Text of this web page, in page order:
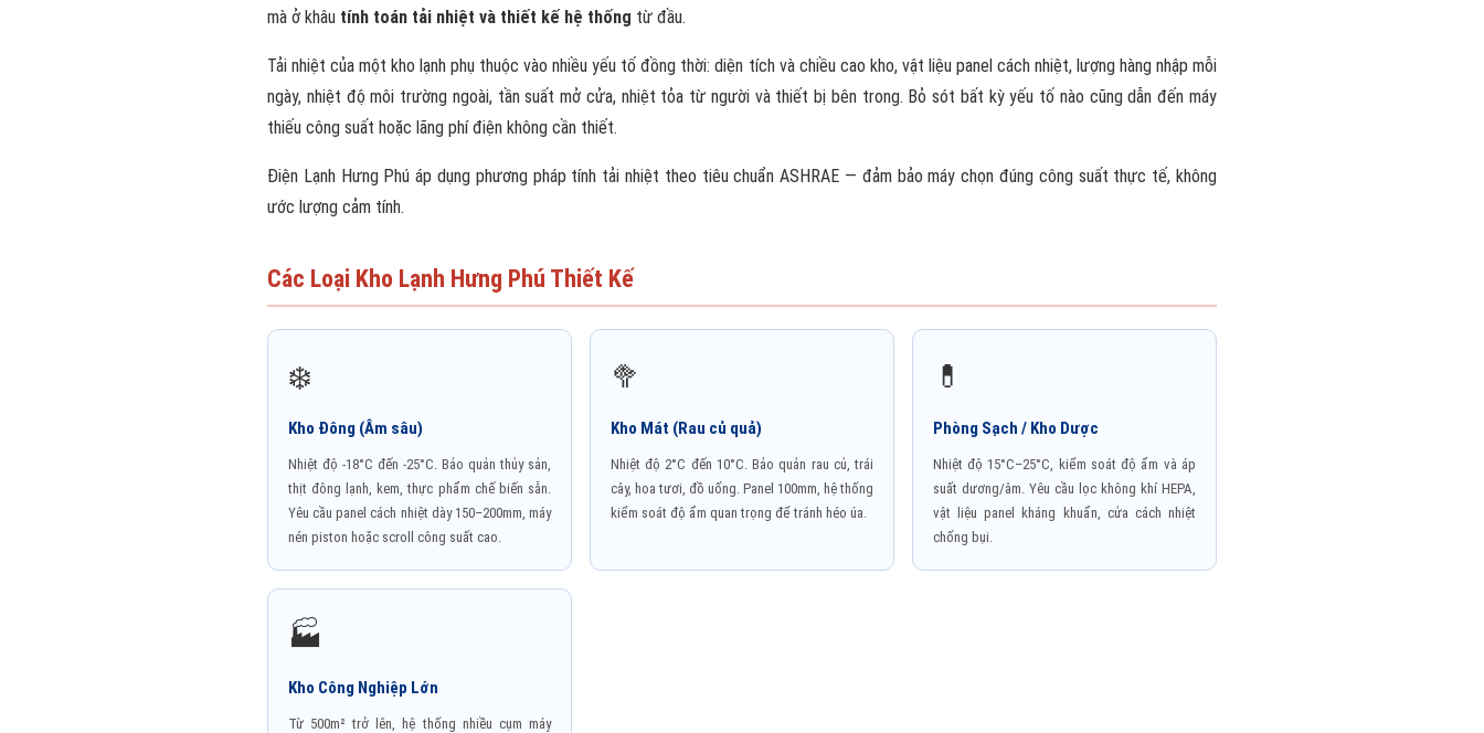
mà ở khâu tính toán tải nhiệt và thiết kế hệ thống từ đầu.
Tải nhiệt của một kho lạnh phụ thuộc vào nhiều yếu tố đồng thời: diện tích và chiều cao kho, vật liệu panel cách nhiệt, lượng hàng nhập mỗi
ngày, nhiệt độ môi trường ngoài, tần suất mở cửa, nhiệt tỏa từ người và thiết bị bên trong. Bỏ sót bất kỳ yếu tố nào cũng dẫn đến máy
thiếu công suất hoặc lãng phí điện không cần thiết.
Điện Lạnh Hưng Phú áp dụng phương pháp tính tải nhiệt theo tiêu chuẩn ASHRAE — đảm bảo máy chọn đúng công suất thực tế, không
ước lượng cảm tính.
Các Loại Kho Lạnh Hưng Phú Thiết Kế
❄️
Kho Đông (Âm sâu)
Nhiệt độ -18°C đến -25°C. Bảo quản thủy sản,
thịt đông lạnh, kem, thực phẩm chế biến sẵn.
Yêu cầu panel cách nhiệt dày 150–200mm, máy
nén piston hoặc scroll công suất cao.
🥦
Kho Mát (Rau củ quả)
Nhiệt độ 2°C đến 10°C. Bảo quản rau củ, trái
cây, hoa tươi, đồ uống. Panel 100mm, hệ thống
kiểm soát độ ẩm quan trọng để tránh héo úa.
💊
Phòng Sạch / Kho Dược
Nhiệt độ 15°C–25°C, kiểm soát độ ẩm và áp
suất dương/âm. Yêu cầu lọc không khí HEPA,
vật liệu panel kháng khuẩn, cửa cách nhiệt
chống bụi.
🏭
Kho Công Nghiệp Lớn
Từ 500m² trở lên, hệ thống nhiều cụm máy